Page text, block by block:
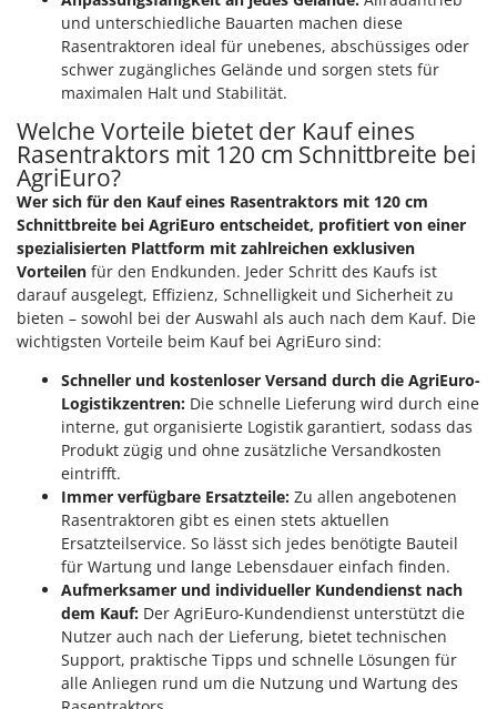
und unterschiedliche Bauarten machen diese
Rasentraktoren ideal für unebenes, abschüssiges oder
schwer zugängliches Gelände und sorgen stets für
maximalen Halt und Stabilität.
Welche Vorteile bietet der Kauf eines
Rasentraktors mit 120 cm Schnittbreite bei
AgriEuro?
Wer sich für den Kauf eines Rasentraktors mit 120 cm
Schnittbreite bei AgriEuro entscheidet, profitiert von einer
spezialisierten Plattform mit zahlreichen exklusiven
Vorteilen für den Endkunden. Jeder Schritt des Kaufs ist
darauf ausgelegt, Effizienz, Schnelligkeit und Sicherheit zu
bieten – sowohl bei der Auswahl als auch nach dem Kauf. Die
wichtigsten Vorteile beim Kauf bei AgriEuro sind:
Schneller und kostenloser Versand durch die AgriEuro-
Logistikzentren: Die schnelle Lieferung wird durch eine
interne, gut organisierte Logistik garantiert, sodass das
Produkt zügig und ohne zusätzliche Versandkosten
eintrifft.
Immer verfügbare Ersatzteile: Zu allen angebotenen
Rasentraktoren gibt es einen stets aktuellen
Ersatzteilservice. So lässt sich jedes benötigte Bauteil
für Wartung und lange Lebensdauer einfach finden.
Aufmerksamer und individueller Kundendienst nach
dem Kauf: Der AgriEuro-Kundendienst unterstützt die
Nutzer auch nach der Lieferung, bietet technischen
Support, praktische Tipps und schnelle Lösungen für
alle Anliegen rund um die Nutzung und Wartung des